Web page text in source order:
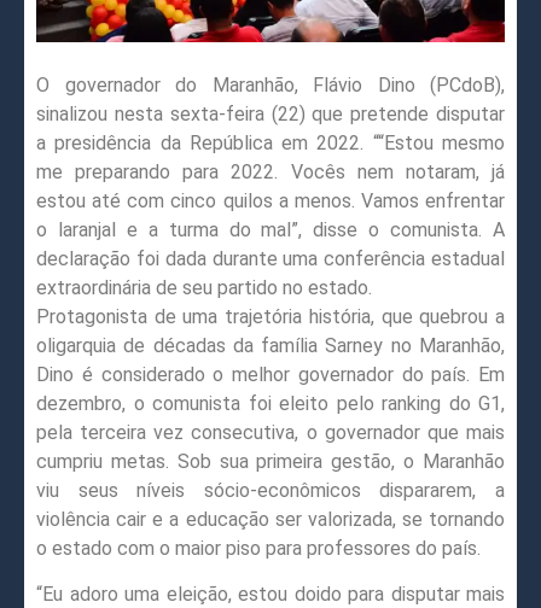
O governador do Maranhão, Flávio Dino (PCdoB),
sinalizou nesta sexta-feira (22) que pretende disputar
a presidência da República em 2022. ““Estou mesmo
me preparando para 2022. Vocês nem notaram, já
estou até com cinco quilos a menos. Vamos enfrentar
o laranjal e a turma do mal”, disse o comunista. A
declaração foi dada durante uma conferência estadual
extraordinária de seu partido no estado.
Protagonista de uma trajetória história, que quebrou a
oligarquia de décadas da família Sarney no Maranhão,
Dino é considerado o melhor governador do país. Em
dezembro, o comunista foi eleito pelo ranking do G1,
pela terceira vez consecutiva, o governador que mais
cumpriu metas. Sob sua primeira gestão, o Maranhão
viu seus níveis sócio-econômicos dispararem, a
violência cair e a educação ser valorizada, se tornando
o estado com o maior piso para professores do país.
“Eu adoro uma eleição, estou doido para disputar mais